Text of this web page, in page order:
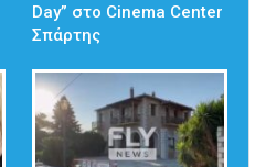
Day” στο Cinema Center
Σπάρτης